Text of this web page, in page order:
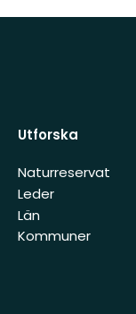
Utforska
Naturreservat
Leder
Län
Kommuner